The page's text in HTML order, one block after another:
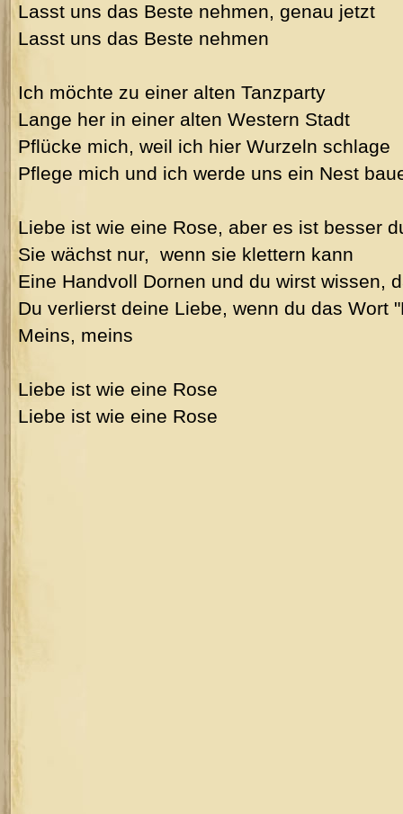
Lasst uns das Beste nehmen, genau jetzt
Lasst uns das Beste nehmen
Ich möchte zu einer alten Tanzparty
Lange her in einer alten Western Stadt
Pflücke mich, weil ich hier Wurzeln schlage
Pflege mich und ich werde uns ein Nest
Liebe ist wie eine Rose, aber es ist besser
Sie wächst nur, wenn sie klettern kann
Eine Handvoll Dornen und du wirst wissen,
Du verlierst deine Liebe, wenn du das Wort
Meins, meins
Liebe ist wie eine Rose
Liebe ist wie eine Rose